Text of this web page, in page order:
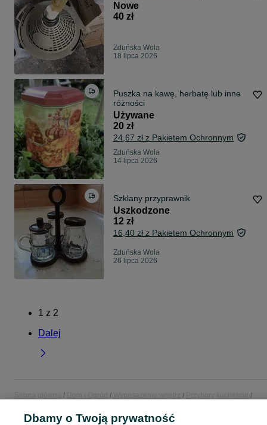
Nowe
40 zł
Zduńska Wola
18 lipca 2026
Puszka na kawę, herbatę lub inne
różności
Używane
20 zł
24,67 zł z Pakietem Ochronnym
Zduńska Wola
14 lipca 2026
Szklany przyprawnik
Uszkodzone
12 zł
16,40 zł z Pakietem Ochronnym
Zduńska Wola
26 lipca 2026
1 z 2
Dalej
Strona główna Dom i Ogród Wyposażenie wnętrz
Przybory kuchenne
Łódzkie
Pojemniki i przechowywanie żywności - Zduńska Wola
Dbamy o Twoją prywatność